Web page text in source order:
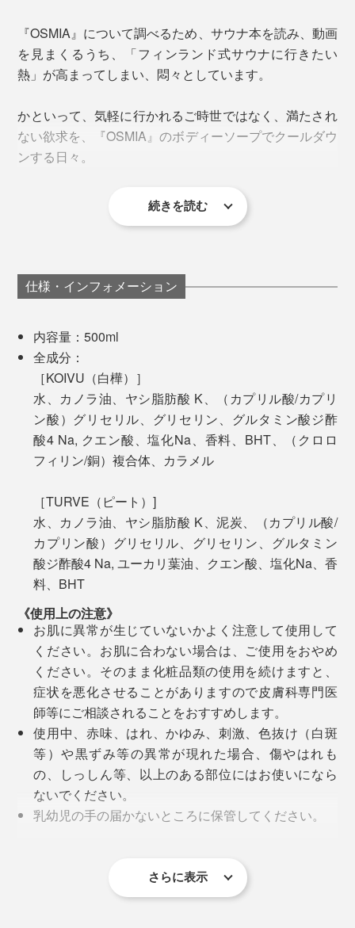
り。
洗顔後、小鼻の肌触りが明らかにスベスベになったこと
の細かい泥炭成分が、毛穴の汚れを吸着する気がしま
す。こんな使用感のソープは初めて。＊個人の感想で
す。
写真奥は「OSMIAボディーソープ／TURVE（ピート）」※本品、写真手前は
「OSMIAバーソープ／TURVE（ピート） 」
固形タイプの「バーソープ
で追加される水の量。洗浄力や保湿力は同じです。
液体タイプor固形タイプ、どちらを選ぶかはお好みです
が、水気の多いバスルームでは液体の「ボディーソー
プ」、洗面所では固形の
おすすめです。
始まりは、エーロ氏の少年時代。植物や花の香りに強い
大学生になると、オリジナルのサウナ用アロマオイルを
手作りし、自転車のカゴに入れて、売り回るように。こ
大学院で化学の博士号を取得すると、1989年に本格的
に生産をスタート。
創業以来、150種類を超える製品の全てに、フィンラン
ド産の原材料を使用。製造から出荷まで、すべて国内の
自社工場で行なっています。
エーロ氏の、化学の専門知識と、芸術的な嗅覚、そし
て、フィンランド文化への愛情で育まれた『OSMIA』
は、国内のみならず、世界中にファンをもつブランドに
成長しました。
『OSMIA』について調べるため、サウナ本を読み、動画
を見まくるうち、「フィンランド式サウナに行きたい
熱」が高まってしまい、悶々としています。
かといって、気軽に行かれるご時世ではなく、満たされ
ない欲求を、『OSMIA』のボディーソープでクールダウ
ンする日々。
も、ガゼン増えました。
白樺の葉を束ねたものを「ヴィヒタ（サウナで体を叩い
たり、室内に飾って香りを楽しむもので、ドライが一般
的）」、季節限定、生の若葉を使用したものが「フレッ
シュ・ヴィヒタ」。
なんという、素敵な響きでしょう。
続きを読む
仕様・インフォメーション
内容量：500ml
全成分：
［KOIVU（白樺）］
水、カノラ油、ヤシ脂肪酸 K、（カプリル酸/カプリ
ン酸）グリセリル、グリセリン、グルタミン酸ジ酢
酸4 Na, クエン酸、塩化Na、香料、BHT、（クロロ
フィリン/銅）複合体、カラメル
［TURVE（ピート）]
水、カノラ油、ヤシ脂肪酸 K、泥炭、（カプリル酸/
カプリン酸）グリセリル、グリセリン、グルタミン
酸ジ酢酸4 Na, ユーカリ葉油、クエン酸、塩化Na、香
料、BHT
《使用上の注意》
お肌に異常が生じていないかよく注意して使用して
ください。お肌に合わない場合は、ご使用をおやめ
ください。そのまま化粧品類の使用を続けますと、
症状を悪化させることがありますので皮膚科専門医
師等にご相談されることをおすすめします。
使用中、赤味、はれ、かゆみ、刺激、色抜け（白斑
等）や黒ずみ等の異常が現れた場合、傷やはれも
の、しっしん等、以上のある部位にはお使いになら
ないでください。
乳幼児の手の届かないところに保管してください。
目に入らないようご注意ください。
さらに表示